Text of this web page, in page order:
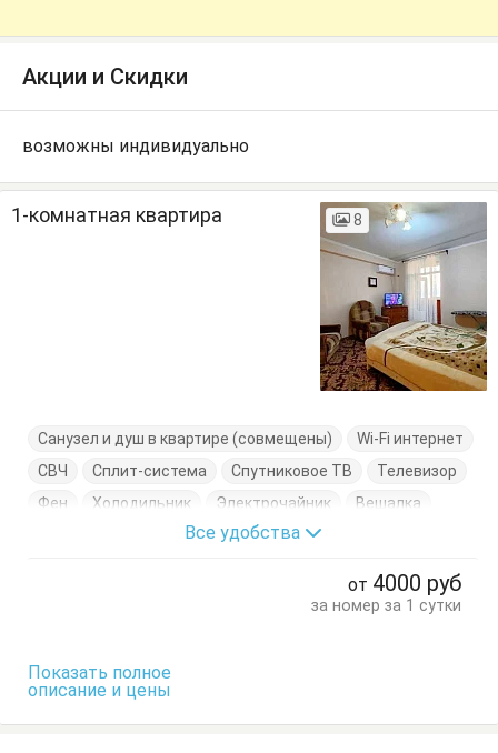
Акции и Скидки
возможны индивидуально
1-комнатная квартира 8
Санузел и душ в квартире (совмещены)
Wi-Fi интернет
СВЧ
Сплит-система Спутниковое ТВ
Телевизор
Фен
Холодильник Электрочайник
Вешалка
Кровать двуспальная
Стулья
Все удобства
от 4000 руб
за номер за 1 сутки
Показать полное
описание и цены